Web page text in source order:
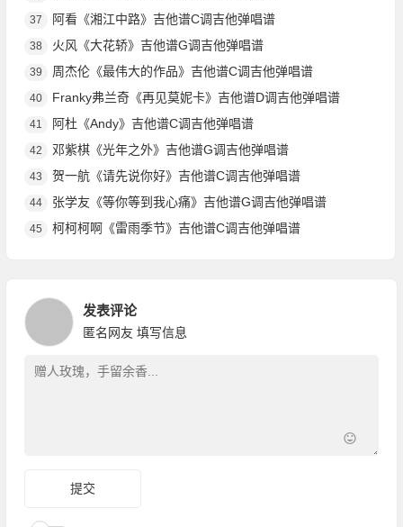
37 阿看《湘江中路》吉他谱C调吉他弹唱谱
38 火风《大花轿》吉他谱G调吉他弹唱谱
39 周杰伦《最伟大的作品》吉他谱C调吉他弹唱谱
40 Franky弗兰奇《再见莫妮卡》吉他谱D调吉他弹唱谱
41 阿杜《Andy》吉他谱C调吉他弹唱谱
42 邓紫棋《光年之外》吉他谱G调吉他弹唱谱
43 贺一航《请先说你好》吉他谱C调吉他弹唱谱
44 张学友《等你等到我心痛》吉他谱G调吉他弹唱谱
45 柯柯柯啊《雷雨季节》吉他谱C调吉他弹唱谱
发表评论
匿名网友 填写信息